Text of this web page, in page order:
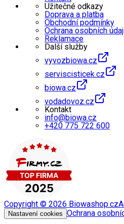
Užitečné odkazy
Doprava a platba
Obchodní podmínky
Ochrana osobních
Reklamace
Další služby
vyvozbiowa.cz
serviscisticek.cz
biowa.cz
vodadovoz.cz
Kontakt
info@biowa.cz
+420 775 722 600
Copyright © 2026 Biowashop.cz
Nastavení cookies Ochrana